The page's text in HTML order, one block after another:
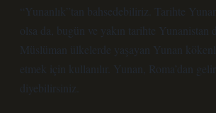
“Yunanlık”tan bahsedebiliriz. Tarihte
olsa da, bugün ve yakın tarihte Yunanistan
Müslüman ülkelerde yaşayan Yunan
etmek için kullanılır. Yunan, Roma’dan
diyebilirsiniz.